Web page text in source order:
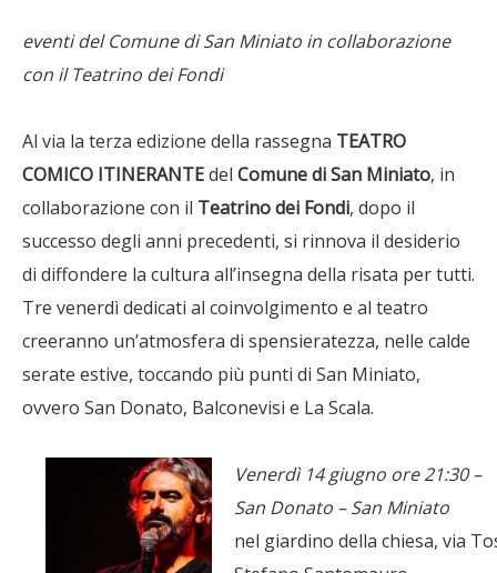
eventi del Comune di San Miniato in collaborazione
con il Teatrino dei Fondi
Al via la terza edizione della rassegna TEATRO
COMICO ITINERANTEdel Comune di San Miniato, in
collaborazione con il Teatrino dei Fondi, dopo il
successo degli anni precedenti, si rinnova il desiderio
di diffondere la cultura all’insegna della risata per tutti.
Tre venerdì dedicati al coinvolgimento e al teatro
creeranno un’atmosfera di spensieratezza, nelle calde
serate estive, toccando più punti di San Miniato,
ovvero San Donato, Balconevisi e La Scala.
Venerdì 14 giugno ore 21:30 –
San Donato – San Miniato
nel giardino della chiesa, via